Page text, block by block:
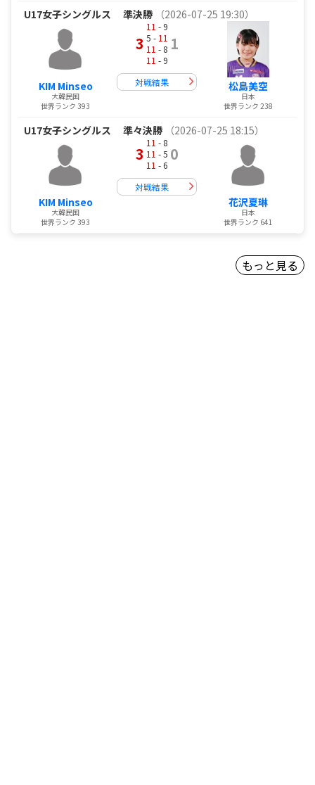
U17女子シングルス 準決勝 （2026-07-25 19:30）
KIM Minseo
大韓民国
世界ランク 393
3
11 - 9
5 - 11
11 - 8
11 - 9
1
対戦結果 松島美空
日本
世界ランク 238
U17女子シングルス 準々決勝 （2026-07-25 18:15）
KIM Minseo
大韓民国
世界ランク 393
3
11 - 8
11 - 5
11 - 6
0
対戦結果
花沢夏琳
日本
世界ランク 641
もっと見る